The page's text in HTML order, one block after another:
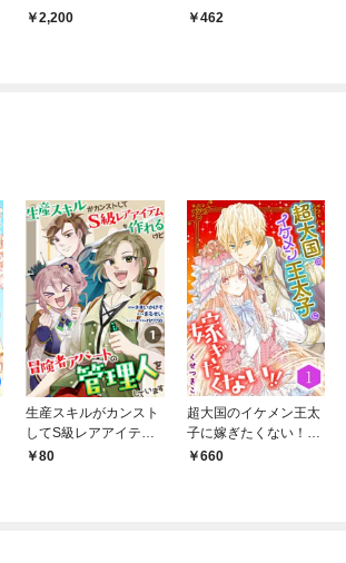
2,200
462
生産スキルがカンスト
してS級レアアイテム
も作れるけど冒険者ア
80
超大国のイケメン王太
子に嫁ぎたくない！！
（合本版） 1巻
660